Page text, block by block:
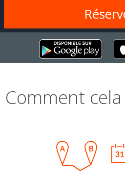
Comment